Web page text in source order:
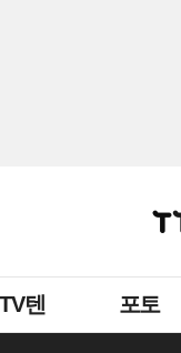
TV텐 포토